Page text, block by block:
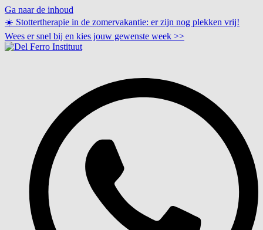
Ga naar de inhoud
☀️ Stottertherapie in de zomervakantie: er zijn nog plekken vrij!
Wees er snel bij en kies jouw gewenste week >>